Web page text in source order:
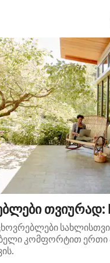
თვიურად:
კომფორტით ერთი